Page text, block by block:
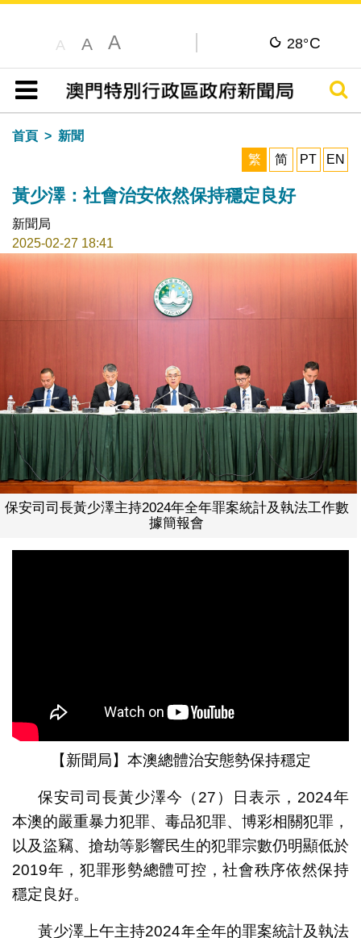
A A A 28°C
目錄
搜尋
首頁
新聞
繁
简 PT EN
黃少澤：社會治安依然保持穩定良好
新聞局
2025-02-27 18:41
保安司司長黃少澤主持2024年全年罪案統計及執法工作數
據簡報會
【新聞局】本澳總體治安態勢保持穩定
保安司司長黃少澤今（27）日表示，2024年
本澳的嚴重暴力犯罪、毒品犯罪、博彩相關犯罪，
以及盜竊、搶劫等影響民生的犯罪宗數仍明顯低於
2019年，犯罪形勢總體可控，社會秩序依然保持
穩定良好。
黃少澤上午主持2024年全年的罪案統計及執法